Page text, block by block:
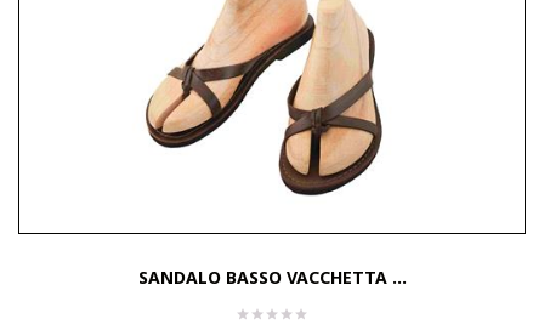
SANDALO BASSO VACCHETTA ...